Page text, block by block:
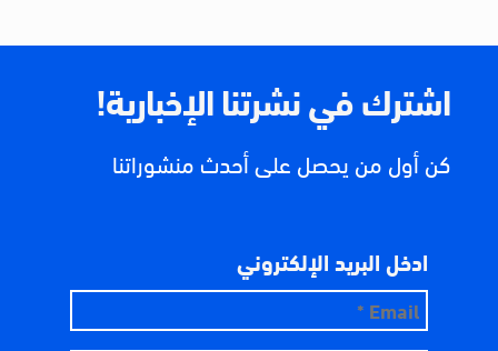
اشترك في نشرتنا الإخبارية!
كن أول من يحصل على أحدث منشوراتنا
ادخل البريد الإلكتروني